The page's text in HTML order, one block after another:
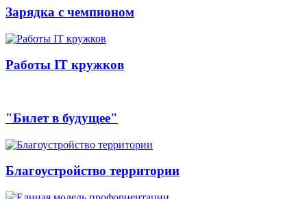
Зарядка с чемпионом
Работы IT кружков
"Билет в будущее"
Благоустройство территории